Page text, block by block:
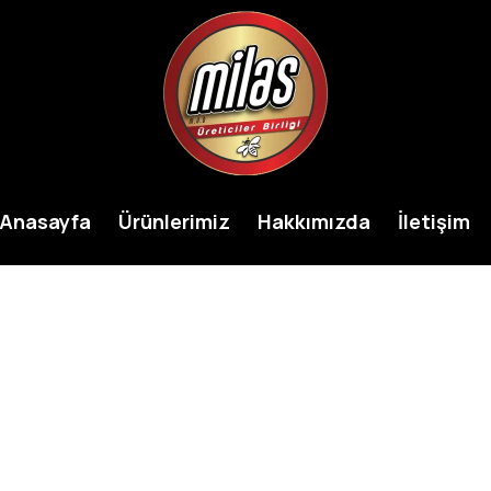
Bal
Anasayfa Ürünlerimiz Hakkımızda İletişim